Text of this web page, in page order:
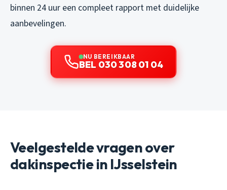
binnen 24 uur een compleet rapport met duidelijke
aanbevelingen.
NU BEREIKBAAR
BEL 030 308 01 04
Veelgestelde vragen over
dakinspectie in IJsselstein